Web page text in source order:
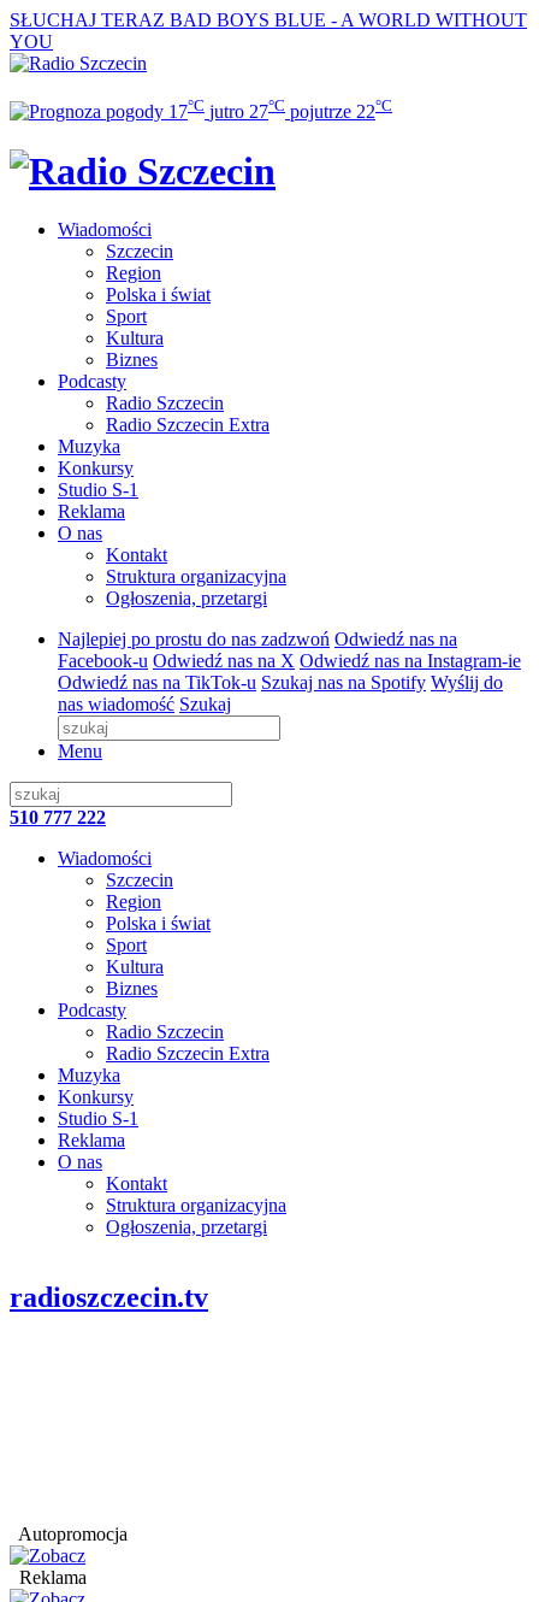
SŁUCHAJ TERAZ BAD BOYS BLUE - A WORLD WITHOUT
YOU
17°C jutro 27°C pojutrze 22°C
Wiadomości
Szczecin
Region
Polska i świat
Sport
Kultura
Biznes
Podcasty
Radio Szczecin
Radio Szczecin Extra
Muzyka
Konkursy
Studio S-1
Reklama
O nas
Kontakt
Struktura organizacyjna
Ogłoszenia, przetargi
Najlepiej po prostu do nas zadzwoń Odwiedź nas na
Facebook-u Odwiedź nas na X Odwiedź nas na Instagram-ie
Odwiedź nas na TikTok-u Szukaj nas na Spotify Wyślij do
nas wiadomość Szukaj
Menu
510 777 222
Wiadomości
Szczecin
Region
Polska i świat
Sport
Kultura
Biznes
Podcasty
Radio Szczecin
Radio Szczecin Extra
Muzyka
Konkursy
Studio S-1
Reklama
O nas
Kontakt
Struktura organizacyjna
Ogłoszenia, przetargi
radioszczecin.tv
Autopromocja
Reklama